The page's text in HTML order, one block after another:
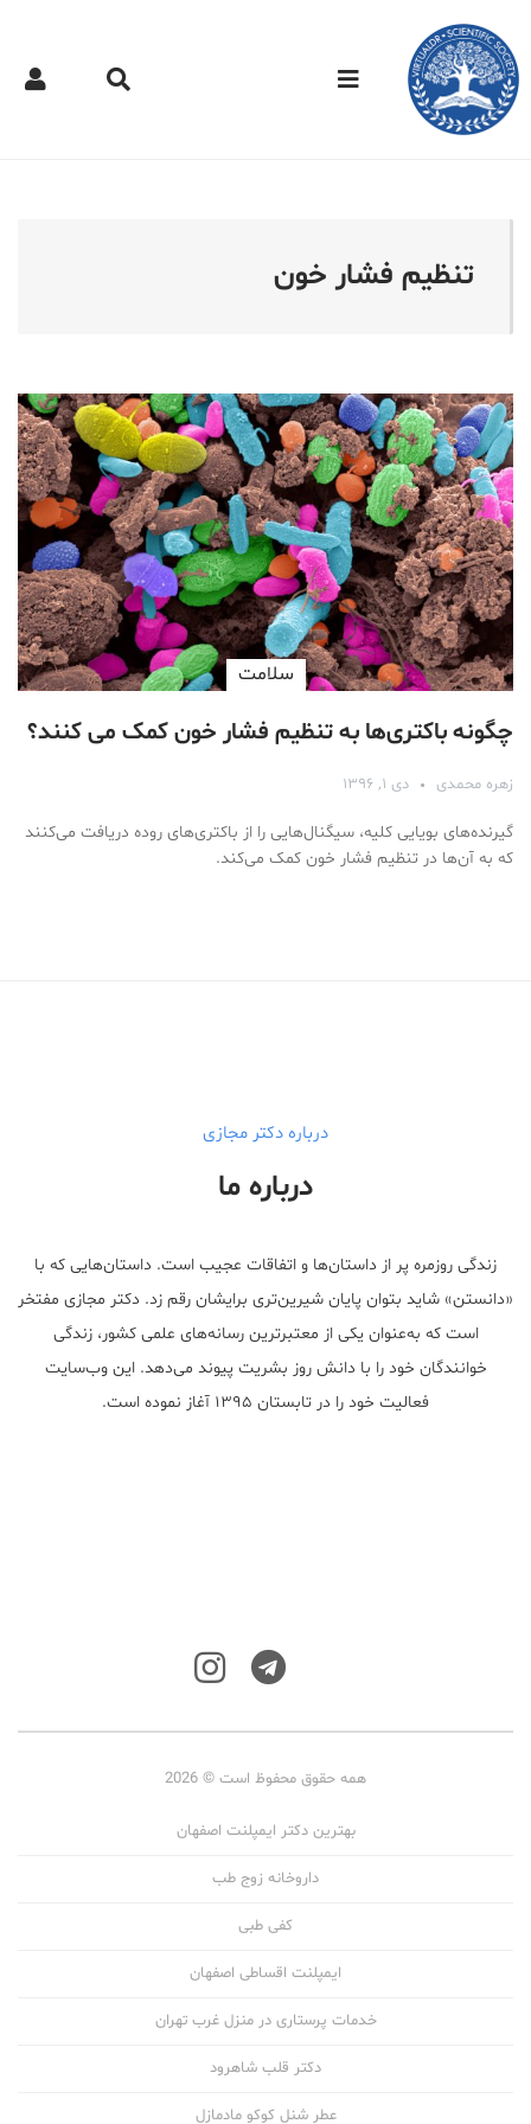
دکتر مجازی - تنظیم فشار
تنظیم فشار خون
سلامت
چگونه باکتری‌ها به تنظیم فشار خون کمک می کنند؟
زهره محمدی دی ۱, ۱۳۹۶
گیرنده‌های بویایی کلیه، سیگنال‌هایی را از باکتری‌های روده دریافت می‌کنند
که به آن‌ها در تنظیم فشار خون کمک می‌کند.
درباره دکتر مجازی
درباره ما
زندگی روزمره پر از داستان‌ها و اتفاقات عجیب است. داستان‌هایی که با
«دانستن» شاید بتوان پایان شیرین‌تری برایشان رقم زد. دکتر مجازی مفتخر
است که به‌عنوان یکی از معتبر‌ترین رسانه‌های علمی کشور، زندگی
خوانندگان خود را با دانش روز بشریت پیوند می‌دهد. این وب‌سایت
فعالیت خود را در تابستان ۱۳۹۵ آغاز نموده است.
همه حقوق محفوظ است © 2026
بهترین دکتر ایمپلنت اصفهان
داروخانه زوج طب
کفی طبی
ایمپلنت اقساطی اصفهان
خدمات پرستاری در منزل غرب تهران
دکتر قلب شاهرود
عطر شنل کوکو مادمازل